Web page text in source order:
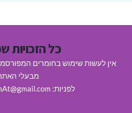
כל הזכויות
אין לעשות שימוש בחומרים
מבעלי
לפניות: Avihai.ZoomAt@gmail.com